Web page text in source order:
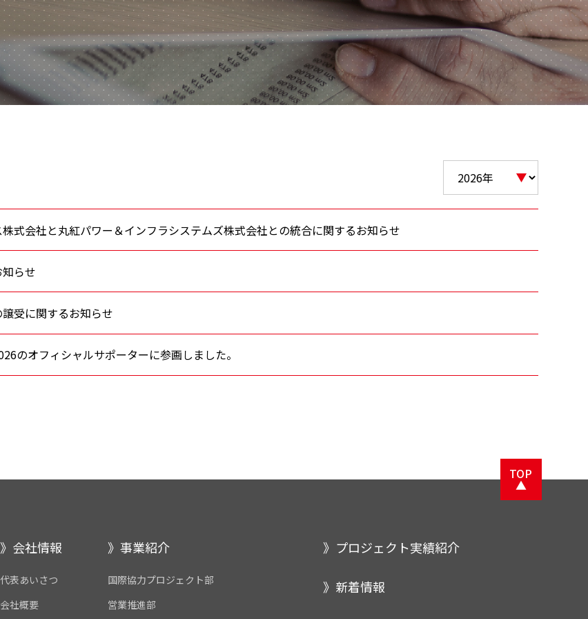
式会社と丸紅パワー＆インフラシステムズ株式会社との統合に関するお知らせ
らせ
受に関するお知らせ
のオフィシャルサポーターに参画しました。
TOP
▲
会社情報
代表あいさつ
会社概要
事業紹介
国際協力プロジェクト部
営業推進部
プロジェクト実績紹介
新着情報